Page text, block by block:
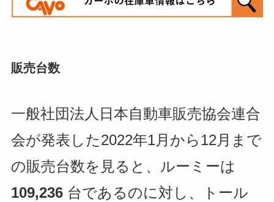
販売台数
一般社団法人日本自動車販売協会連合
会が発表した2022年1月から12月まで
の販売台数を見ると、ルーミーは
109,236台であるのに対し、トール